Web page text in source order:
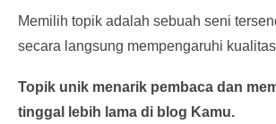
Memilih topik adalah sebuah seni
secara langsung mempengaruhi
Topik unik menarik pembaca dan
tinggal lebih lama di blog Kamu.